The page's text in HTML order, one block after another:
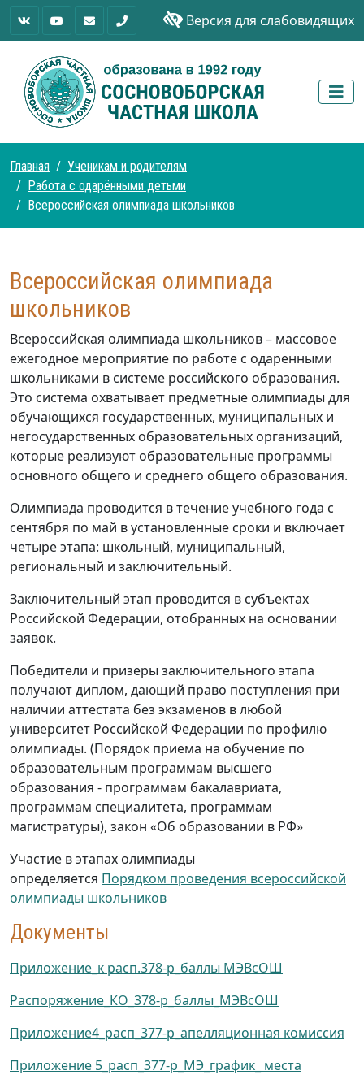
Версия для слабовидящих
Главная
Ученикам и родителям
Работа с одарёнными детьми
Всероссийская олимпиада школьников
Всероссийская олимпиада
школьников
Всероссийская олимпиада школьников – массовое
ежегодное мероприятие по работе с одаренными
школьниками в системе российского образования.
Это система охватывает предметные олимпиады для
обучающихся государственных, муниципальных и
негосударственных образовательных организаций,
которые реализуют образовательные программы
основного общего и среднего общего образования.
Олимпиада проводится в течение учебного года с
сентября по май в установленные сроки и включает
четыре этапа: школьный, муниципальный,
региональный и заключительный.
Заключительный этап проводится в субъектах
Российской Федерации, отобранных на основании
заявок.
Победители и призеры заключительного этапа
получают диплом, дающий право поступления при
наличии аттестата без экзаменов в любой
университет Российской Федерации по профилю
олимпиады. (Порядок приема на обучение по
образовательным программам высшего
образования - программам бакалавриата,
программам специалитета, программам
магистратуры), закон «Об образовании в РФ»
Участие в этапах олимпиады
определяется Порядком проведения всероссийской
олимпиады школьников
Документы
Приложение_к расп.378-р_баллы МЭВсОШ
Распоряжение_КО_378-р_баллы_МЭВсОШ
Приложение4_расп_377-р_апелляционная комиссия
Приложение 5_расп_377-р_МЭ_график_ места